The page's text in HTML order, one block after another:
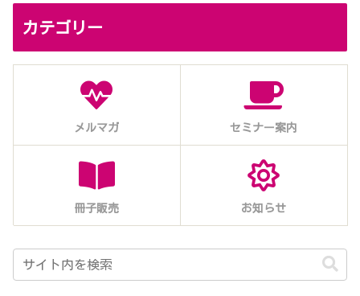
カテゴリー
メルマガ セミナー案内
冊子販売 お知らせ